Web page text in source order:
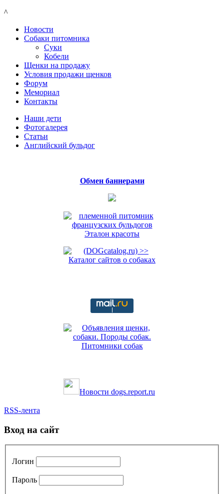
^
Новости
Собаки питомника
Суки
Кобели
Щенки на продажу
Условия продажи щенков
Форум
Мемориал
Контакты
Наши дети
Фотогалерея
Статьи
Английский бульдог
Обмен баннерами
Новости dogs.report.ru
RSS-лента
Вход на сайт
Логин
Пароль